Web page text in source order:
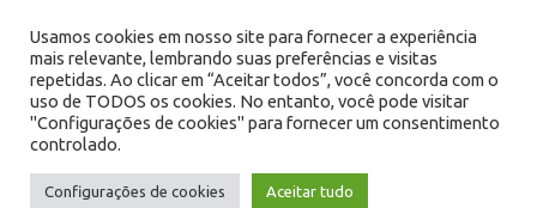
Creative Commons
ARQUIVOS
Arquivos
Usamos cookies em nosso site para fornecer a experiência
mais relevante, lembrando suas preferências e visitas
repetidas. Ao clicar em “Aceitar todos”, você concorda com o
uso de TODOS os cookies. No entanto, você pode visitar
"Configurações de cookies" para fornecer um consentimento
controlado.
Configurações de cookies Aceitar tudo